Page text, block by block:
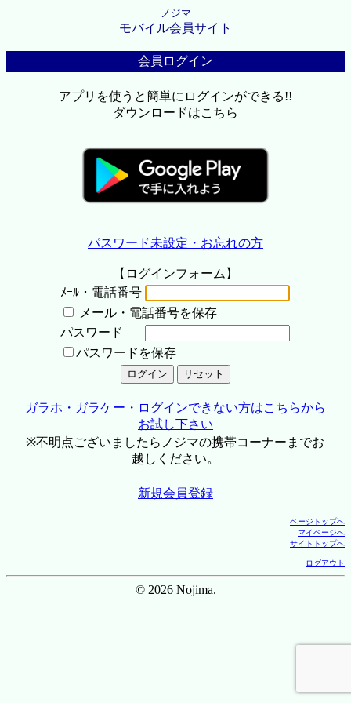
ノジマ
モバイル会員サイト
会員ログイン
アプリを使うと簡単にログインができる!!
ダウンロードはこちら
パスワード未設定・お忘れの方
【ログインフォーム】
ﾒｰﾙ・電話番号
メール・電話番号を保存
パスワード
パスワードを保存
ガラホ・ガラケー・ログインできない方はこちらから
お試し下さい
※不明点ございましたらノジマの携帯コーナーまでお
越しください。
新規会員登録
ページトップへ
マイページへ
サイトトップへ
ログアウト
© 2026 Nojima.